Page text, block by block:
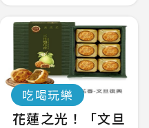
吃喝玩樂
花蓮之光！「文旦